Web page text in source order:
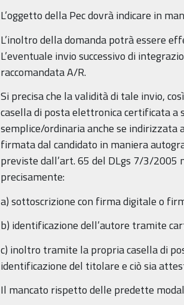
L’oggetto della Pec dovrà indicare in
L’inoltro della domanda potrà essere
L’eventuale invio successivo di
raccomandata A/R.
Si precisa che la validità di tale invio,
casella di posta elettronica certificata a
semplice/ordinaria anche se indirizzata
firmata dal candidato in maniera
previste dall’art. 65 del DLgs 7/3/2005
precisamente:
a) sottoscrizione con firma digitale o
b) identificazione dell’autore tramite
c) inoltro tramite la propria casella di
identificazione del titolare e ciò sia
Il mancato rispetto delle predette